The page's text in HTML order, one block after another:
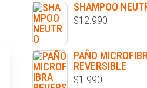
SHAMPOO
$12.990
PAÑO
REVERSIBLE
$1.990